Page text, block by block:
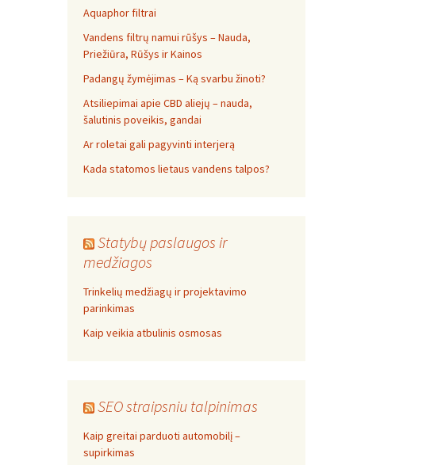
Aquaphor filtrai
Vandens filtrų namui rūšys – Nauda,
Priežiūra, Rūšys ir Kainos
Padangų žymėjimas – Ką svarbu žinoti?
Atsiliepimai apie CBD aliejų – nauda,
šalutinis poveikis, gandai
Ar roletai gali pagyvinti interjerą
Kada statomos lietaus vandens talpos?
Statybų paslaugos ir
medžiagos
Trinkelių medžiagų ir projektavimo
parinkimas
Kaip veikia atbulinis osmosas
SEO straipsniu talpinimas
Kaip greitai parduoti automobilį –
supirkimas